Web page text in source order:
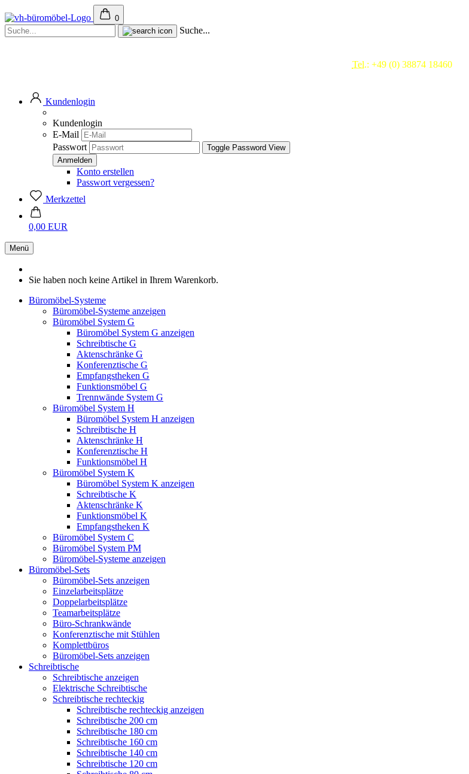
0
Suche...
Tel.: +49 (0) 38874 18460
Kundenlogin
Kundenlogin
E-Mail
Passwort
Toggle Password View
Konto erstellen
Passwort vergessen?
Merkzettel
0,00 EUR
Menü
Sie haben noch keine Artikel in Ihrem Warenkorb.
Büromöbel-Systeme
Büromöbel-Systeme anzeigen
Büromöbel System G
Büromöbel System G anzeigen
Schreibtische G
Aktenschränke G
Konferenztische G
Empfangstheken G
Funktionsmöbel G
Trennwände System G
Büromöbel System H
Büromöbel System H anzeigen
Schreibtische H
Aktenschränke H
Konferenztische H
Funktionsmöbel H
Büromöbel System K
Büromöbel System K anzeigen
Schreibtische K
Aktenschränke K
Funktionsmöbel K
Empfangstheken K
Büromöbel System C
Büromöbel System PM
Büromöbel-Systeme anzeigen
Büromöbel-Sets
Büromöbel-Sets anzeigen
Einzelarbeitsplätze
Doppelarbeitsplätze
Teamarbeitsplätze
Büro-Schrankwände
Konferenztische mit Stühlen
Komplettbüros
Büromöbel-Sets anzeigen
Schreibtische
Schreibtische anzeigen
Elektrische Schreibtische
Schreibtische rechteckig
Schreibtische rechteckig anzeigen
Schreibtische 200 cm
Schreibtische 180 cm
Schreibtische 160 cm
Schreibtische 140 cm
Schreibtische 120 cm